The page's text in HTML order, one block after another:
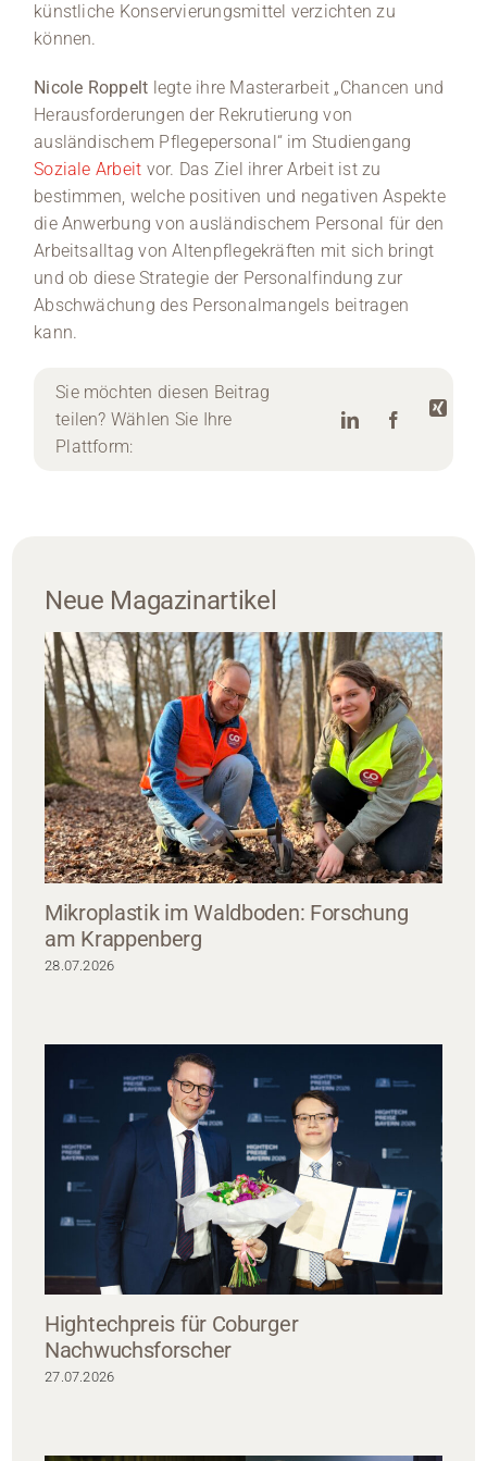
künstliche Konservierungsmittel verzichten zu
können.
Nicole Roppelt legte ihre Masterarbeit „Chancen und
Herausforderungen der Rekrutierung von
ausländischem Pflegepersonal“ im Studiengang
Soziale Arbeit vor. Das Ziel ihrer Arbeit ist zu
bestimmen, welche positiven und negativen Aspekte
die Anwerbung von ausländischem Personal für den
Arbeitsalltag von Altenpflegekräften mit sich bringt
und ob diese Strategie der Personalfindung zur
Abschwächung des Personalmangels beitragen
kann.
Sie möchten diesen Beitrag
teilen? Wählen Sie Ihre
Plattform:
Neue Magazinartikel
Mikroplastik im Waldboden: Forschung
am Krappenberg
28.07.2026
Hightechpreis für Coburger
Nachwuchsforscher
27.07.2026